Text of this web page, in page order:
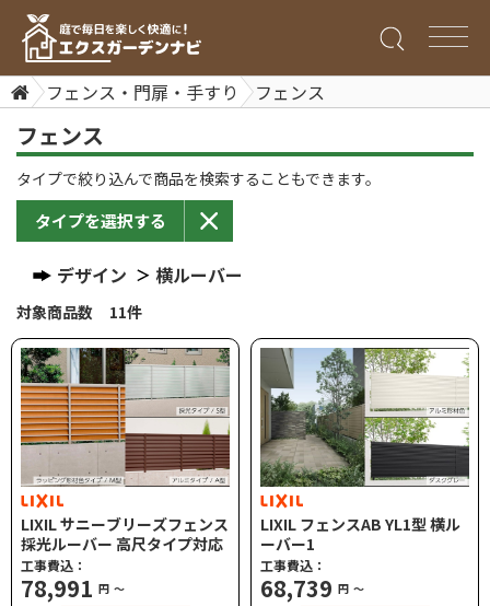
フェンス・門扉・手すり フェンス
フェンス
タイプで絞り込んで商品を検索することもできます。
タイプを選択する
デザイン 横ルーバー
対象商品数 11件
LIXIL サニーブリーズフェンス
採光ルーバー 高尺タイプ対応
工事費込：
78,991 円 ～
LIXIL フェンスAB YL1型 横ル
ーバー1
工事費込：
68,739 円 ～